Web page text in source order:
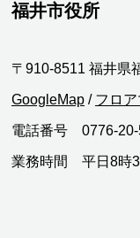
福井市役所
〒910-8511 福井県
GoogleMap / フロ
電話番号 0776-20-
業務時間 平日8時